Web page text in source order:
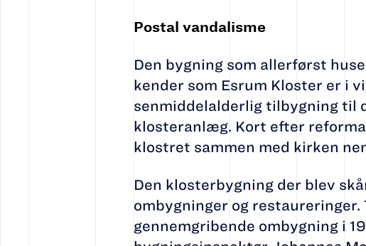
Postal vandalisme
Den bygning som allerførst
kender som Esrum Kloster er i
senmiddelalderlig tilbygning til
klosteranlæg. Kort efter
klostret sammen med kirken
Den klosterbygning der blev
ombygninger og
gennemgribende ombygning i